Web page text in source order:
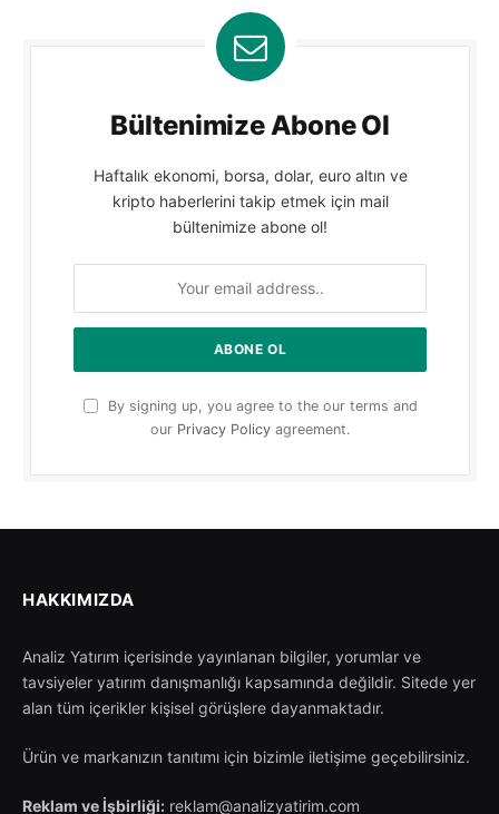
Bültenimize Abone Ol
Haftalık ekonomi, borsa, dolar, euro altın ve
kripto haberlerini takip etmek için mail
bültenimize abone ol!
By signing up, you agree to the our terms and
our Privacy Policy agreement.
HAKKIMIZDA
Analiz Yatırım içerisinde yayınlanan bilgiler, yorumlar ve
tavsiyeler yatırım danışmanlığı kapsamında değildir. Sitede yer
alan tüm içerikler kişisel görüşlere dayanmaktadır.
Ürün ve markanızın tanıtımı için bizimle iletişime geçebilirsiniz.
Reklam ve İşbirliği: reklam@analizyatirim.com